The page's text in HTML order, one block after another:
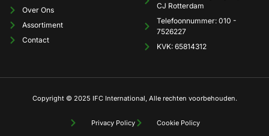
Over Ons
Assortiment
Contact
CJ Rotterdam
Telefoonnummer: 010 -
7526227
KVK: 65814312
Copyright © 2025 IFC International, Alle rechten voorbehouden.
Privacy Policy Cookie Policy